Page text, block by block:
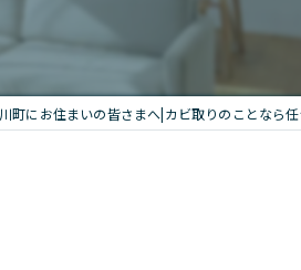
町にお住まいの皆さまへ|カビ取りのことなら任